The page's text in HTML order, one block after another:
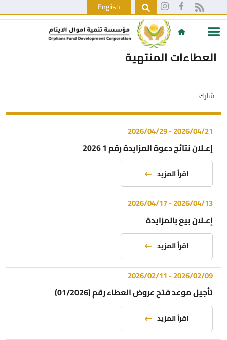
English
العطاءات المنتهية
شارك
2026/04/21
-
2026/04/29
إعـلان نتائج دعوة المزايدة رقم 1 2026
اقرأ المزيد
2026/04/13
-
2026/04/17
إعـلان بيع بالمزايدة
اقرأ المزيد
2026/02/09
-
2026/02/11
تأجيل موعد فتح عروض العطاء رقم (01/2026)
اقرأ المزيد